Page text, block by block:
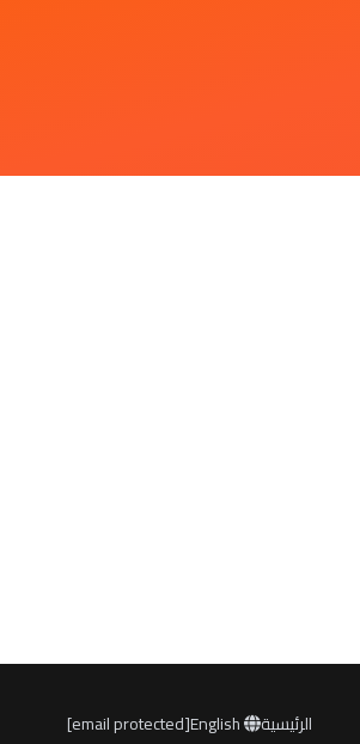
الرئيسية [email protected]